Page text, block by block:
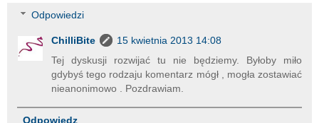
Odpowiedzi
ChilliBite
15 kwietnia 2013 14:08
Tej dyskusji rozwijać tu nie będziemy. Byłoby miło
gdybyś tego rodzaju komentarz mógł , mogła zostawiać
nieanonimowo . Pozdrawiam.
Odpowiedz